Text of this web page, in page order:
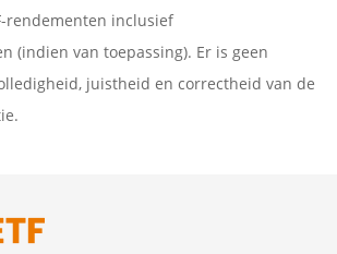
rendementen inclusief
(indien van toepassing). Er is geen
juistheid en correctheid van de